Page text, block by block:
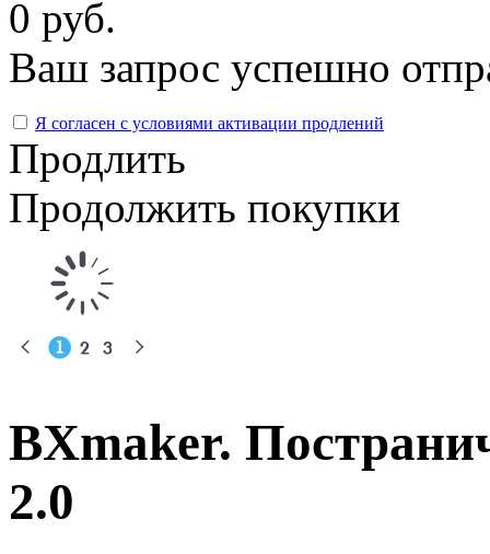
0 руб.
Ваш запрос успешно
Я согласен с условиями активации продлений
Продлить
Продолжить покупки
BXmaker.
2.0